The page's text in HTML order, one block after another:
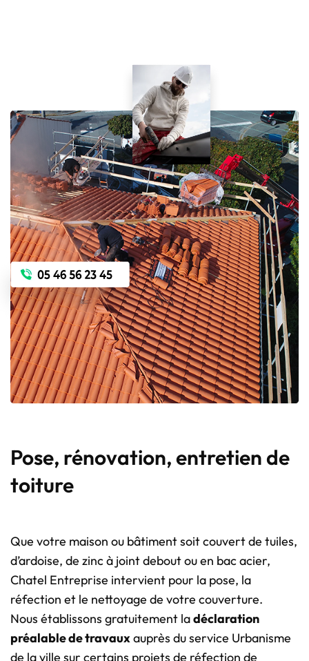
Pose, rénovation, entretien de
toiture
Que votre maison ou bâtiment soit couvert de tuiles,
d’ardoise, de zinc à joint debout ou en bac acier,
Chatel Entreprise intervient pour la pose, la
réfection et le nettoyage de votre couverture.
Nous établissons gratuitement ladéclaration
préalable de travauxauprès du service Urbanisme
de la ville sur certains projets de réfection de